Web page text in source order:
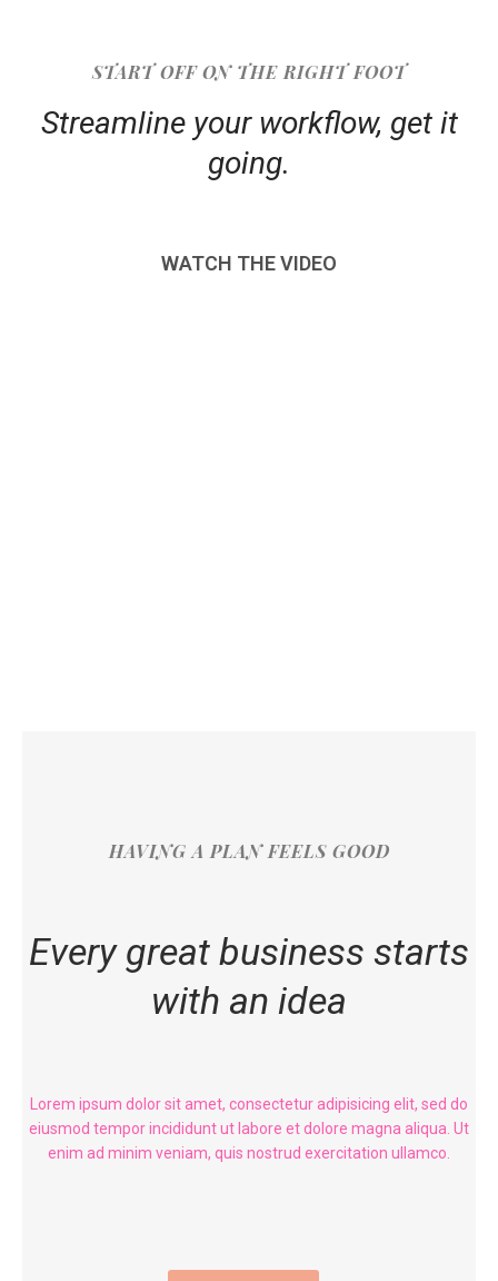
START OFF ON THE RIGHT FOOT
Streamline your workflow, get it
going.
WATCH THE VIDEO
HAVING A PLAN FEELS GOOD
Every great business starts
with an idea
Lorem ipsum dolor sit amet, consectetur adipisicing elit, sed do
eiusmod tempor incididunt ut labore et dolore magna aliqua. Ut
enim ad minim veniam, quis nostrud exercitation ullamco.